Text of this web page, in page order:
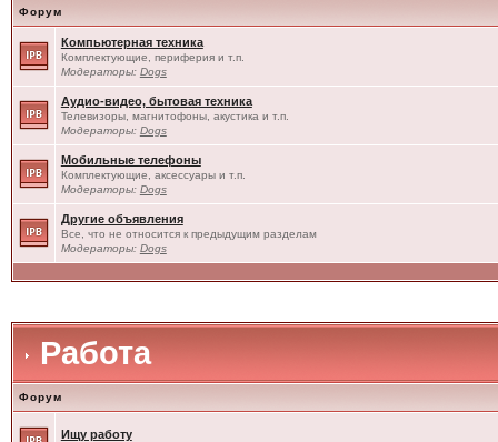
Форум
Компьютерная техника
Комплектующие, периферия и т.п.
Модераторы: Dogs
Аудио-видео, бытовая техника
Телевизоры, магнитофоны, акустика и т.п.
Модераторы: Dogs
Мобильные телефоны
Комплектующие, аксессуары и т.п.
Модераторы: Dogs
Другие объявления
Все, что не относится к предыдущим разделам
Модераторы: Dogs
Работа
Форум
Ищу работу